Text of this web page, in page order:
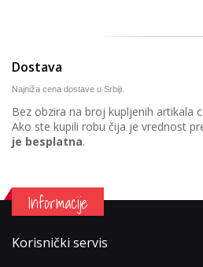
Dostava
Najniža cena dostave u Srbiji.
Bez obzira na broj kupljenih artikala
Ako ste kupili robu čija je vrednost
je besplatna.
Informacije
Korisnički servis